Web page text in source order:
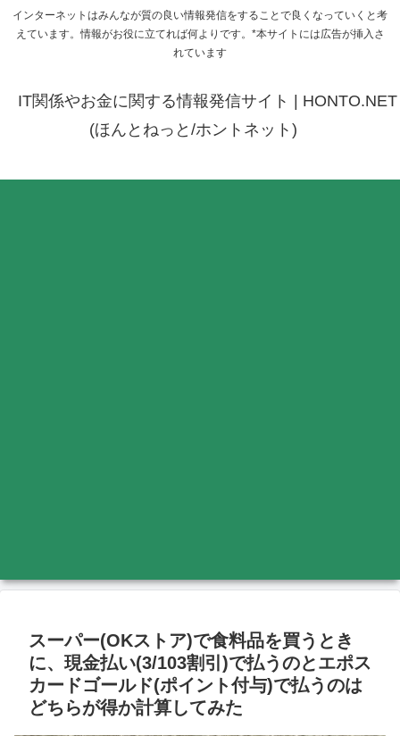
インターネットはみんなが質の良い情報発信をすることで良くなっていくと考
えています。情報がお役に立てれば何よりです。*本サイトには広告が挿入さ
れています
IT関係やお金に関する情報発信サイト | HONTO.NET
(ほんとねっと/ホントネット)
スーパー(OKストア)で食料品を買うとき
に、現金払い(3/103割引)で払うのとエポス
カードゴールド(ポイント付与)で払うのは
どちらが得か計算してみた